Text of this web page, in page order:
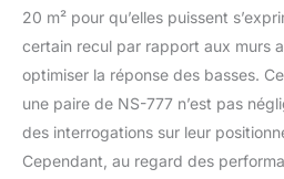
20 m² pour qu’elles puissent
certain recul par rapport aux murs
optimiser la réponse des basses.
une paire de NS-777 n’est pas
des interrogations sur leur
Cependant, au regard des